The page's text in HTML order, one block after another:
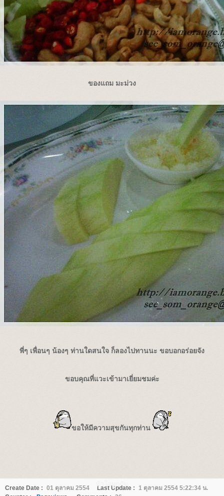
ของแถม มะม่วง
พี่ๆ เพื่อนๆ น้องๆ ท่านใดสนใจ ก็ลองไปทานนะ ขอบอกอร่อยจัง
ขอบคุณที่แวะเข้ามาเยี่ยมชมค่ะ
ขอให้มีความสุขกันทุกท่าน
หัวใจผูกกัน
Create Date : 01 ตุลาคม 2554 Last Update : 1 ตุลาคม 2554 5:22:34 น.